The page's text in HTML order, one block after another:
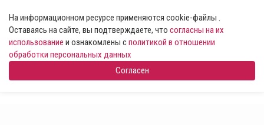
На информационном ресурсе применяются cookie-файлы .
Оставаясь на сайте, вы подтверждаете, что согласны на их
использование и ознакомлены сполитикой в отношении
обработки персональных данных
Согласен